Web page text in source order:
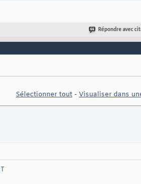
Répondre avec
Sélectionner tout - Visualiser dans